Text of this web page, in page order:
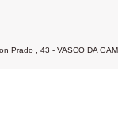
Prado , 43 - VASCO DA